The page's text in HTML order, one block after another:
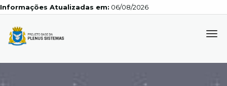
Atualizadas em: 06/08/2026